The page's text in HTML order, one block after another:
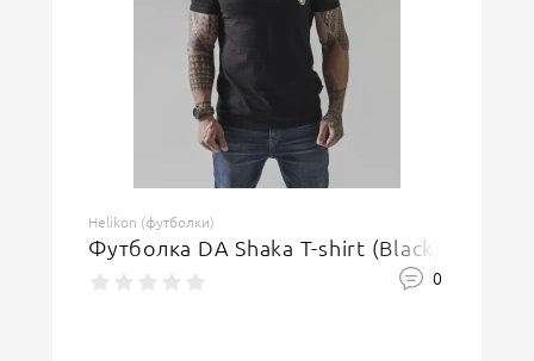
Helikon (футболки)
Футболка DA Shaka T-shirt (Black)
0